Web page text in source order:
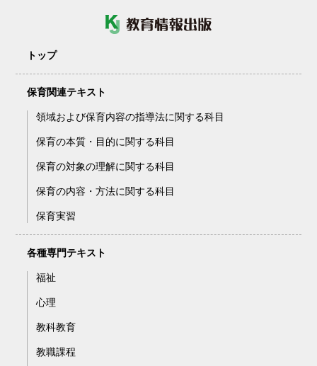
トップ
保育関連テキスト
領域および保育内容の指導法に関する科目
保育の本質・目的に関する科目
保育の対象の理解に関する科目
保育の内容・方法に関する科目
保育実習
各種専門テキスト
福祉
心理
教科教育
教職課程